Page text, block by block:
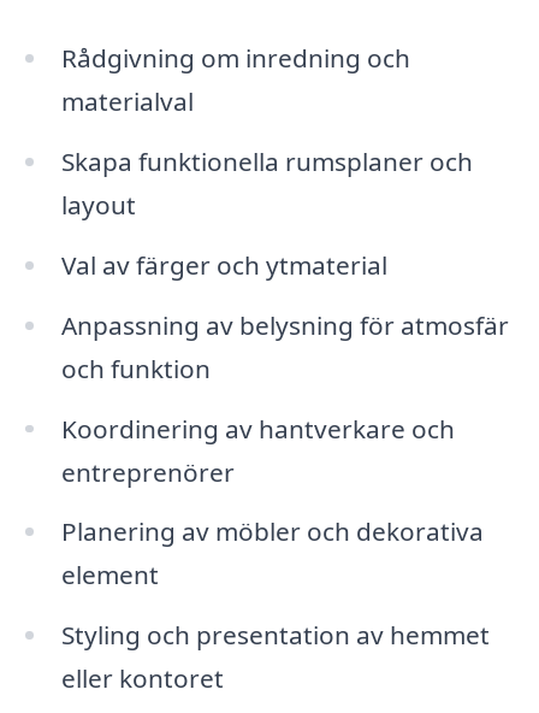
Rådgivning om inredning och
materialval
Skapa funktionella rumsplaner och
layout
Val av färger och ytmaterial
Anpassning av belysning för atmosfär
och funktion
Koordinering av hantverkare och
entreprenörer
Planering av möbler och dekorativa
element
Styling och presentation av hemmet
eller kontoret